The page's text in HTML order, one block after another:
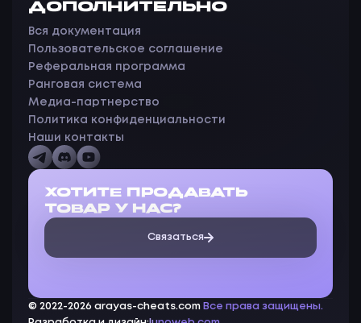
ДОПОЛНИТЕЛЬНО
Вся документация
Пользовательское соглашение
Реферальная программа
Ранговая система
Медиа-партнерство
Политика конфиденциальности
Наши контакты
ХОТИТЕ ПРОДАВАТЬ
ТОВАР У НАС?
Связаться
© 2022-2026 arayas-cheats.com Все права защищены.